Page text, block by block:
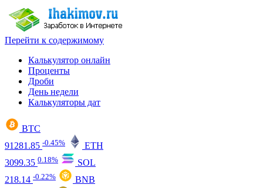
Перейти к содержимому
Калькулятор онлайн
Проценты
Дроби
День недели
Калькуляторы дат
BTC
91281.85 -0.45%
ETH
3099.35 0.18%
SOL
218.14 -0.22%
BNB